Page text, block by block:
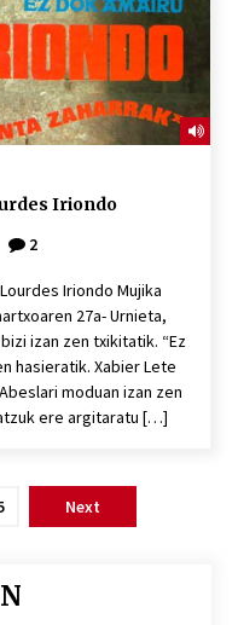
Iriondo
2
Iriondo Mujika
27a- Urnieta,
izan zen txikitatik. “Ez
hasieratik. Xabier Lete
moduan izan zen
ere argitaratu […]
Next